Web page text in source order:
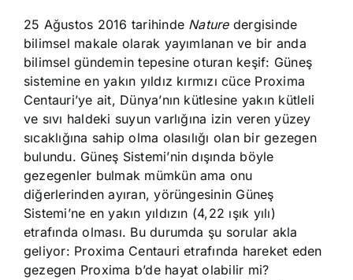
25 Ağustos 2016 tarihinde Naturedergisinde
bilimsel makale olarak yayımlanan ve bir anda
bilimsel gündemin tepesine oturan keşif: Güneş
sistemine en yakın yıldız kırmızı cüce Proxima
Centauri’ye ait, Dünya’nın kütlesine yakın kütleli
ve sıvı haldeki suyun varlığına izin veren yüzey
sıcaklığına sahip olma olasılığı olan bir gezegen
bulundu. Güneş Sistemi’nin dışında böyle
gezegenler bulmak mümkün ama onu
diğerlerinden ayıran, yörüngesinin Güneş
Sistemi’ne en yakın yıldızın (4,22 ışık yılı)
etrafında olması. Bu durumda şu sorular akla
geliyor: Proxima Centauri etrafında hareket eden
gezegen Proxima b’de hayat olabilir mi?